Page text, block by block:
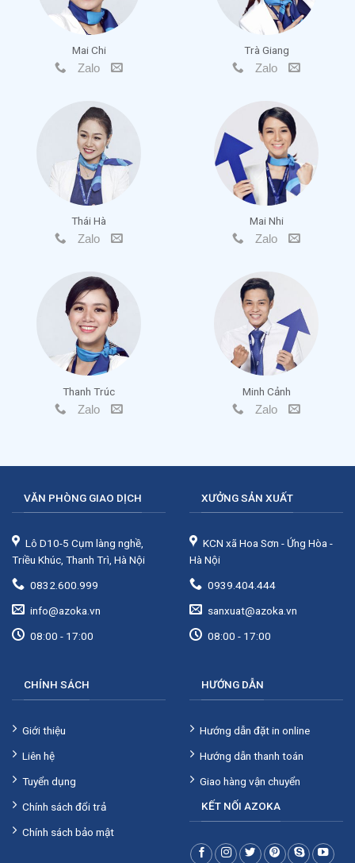
Mai Chi
Zalo
Trà Giang
Zalo
Thái Hà
Zalo
Mai Nhi
Zalo
Thanh Trúc
Zalo
Minh Cảnh
Zalo
VĂN PHÒNG GIAO DỊCH
Lô D10-5 Cụm làng nghề,
Triều Khúc, Thanh Trì, Hà Nội
0832.600.999
info@azoka.vn
08:00 - 17:00
XƯỞNG SẢN XUẤT
KCN xã Hoa Sơn - Ứng Hòa -
Hà Nội
0939.404.444
sanxuat@azoka.vn
08:00 - 17:00
CHÍNH SÁCH
Giới thiệu
Liên hệ
Tuyển dụng
Chính sách đổi trả
Chính sách bảo mật
HƯỚNG DẪN
Hướng dẫn đặt in online
Hướng dẫn thanh toán
Giao hàng vận chuyển
KẾT NỐI AZOKA